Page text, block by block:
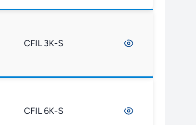
CFIL 3K-S
CFIL 6K-S